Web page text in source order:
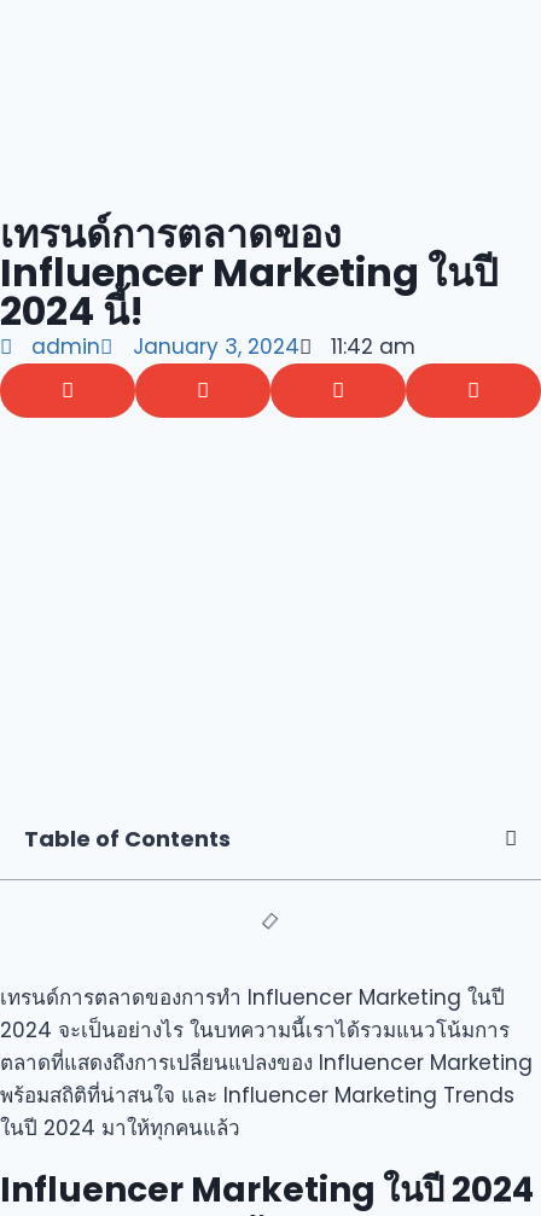
เทรนด์การตลาดของ
Influencer Marketing ในปี
2024 นี้!
admin January 3, 2024 11:42 am
Table of Contents
เทรนด์การตลาดของการทำ Influencer Marketing ในปี
2024 จะเป็นอย่างไร ในบทความนี้เราได้รวมแนวโน้มการ
ตลาดที่แสดงถึงการเปลี่ยนแปลงของ Influencer Marketing
พร้อมสถิติที่น่าสนใจ และ Influencer Marketing Trends
ในปี 2024 มาให้ทุกคนแล้ว
Influencer Marketing ในปี 2024